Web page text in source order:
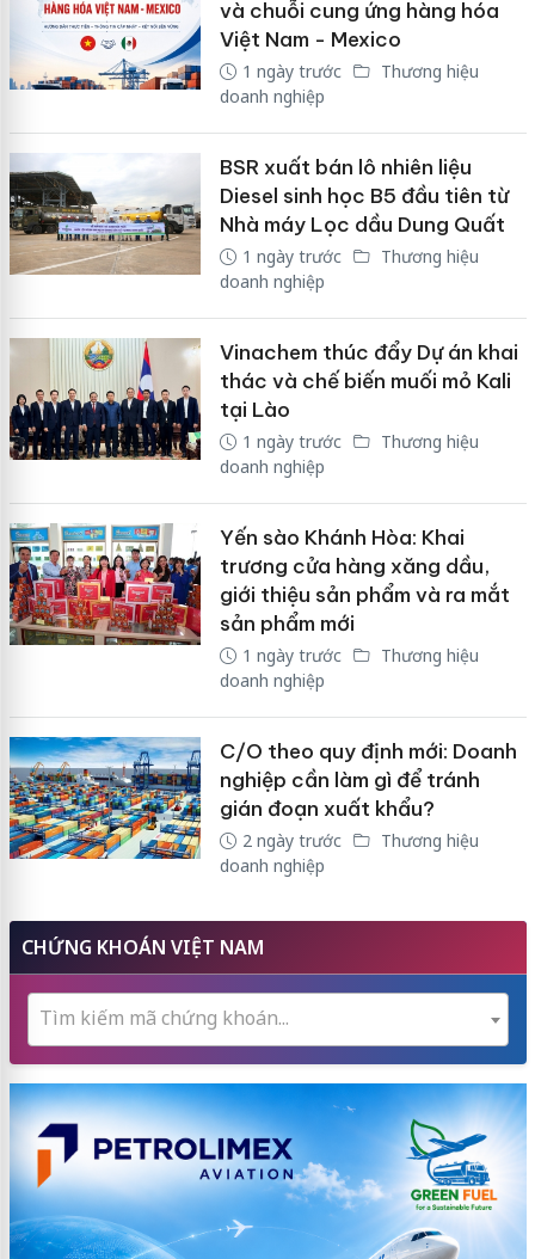
và chuỗi cung ứng hàng hóa
Việt Nam - Mexico
1 ngày trước
Thương hiệu
doanh nghiệp
BSR xuất bán lô nhiên liệu
Diesel sinh học B5 đầu tiên từ
Nhà máy Lọc dầu Dung Quất
1 ngày trước
Thương hiệu
doanh nghiệp
Vinachem thúc đẩy Dự án khai
thác và chế biến muối mỏ Kali
tại Lào
1 ngày trước
Thương hiệu
doanh nghiệp
Yến sào Khánh Hòa: Khai
trương cửa hàng xăng dầu,
giới thiệu sản phẩm và ra mắt
sản phẩm mới
1 ngày trước
Thương hiệu
doanh nghiệp
C/O theo quy định mới: Doanh
nghiệp cần làm gì để tránh
gián đoạn xuất khẩu?
2 ngày trước
Thương hiệu
doanh nghiệp
CHỨNG KHOÁN VIỆT NAM
Tìm kiếm mã chứng khoán...